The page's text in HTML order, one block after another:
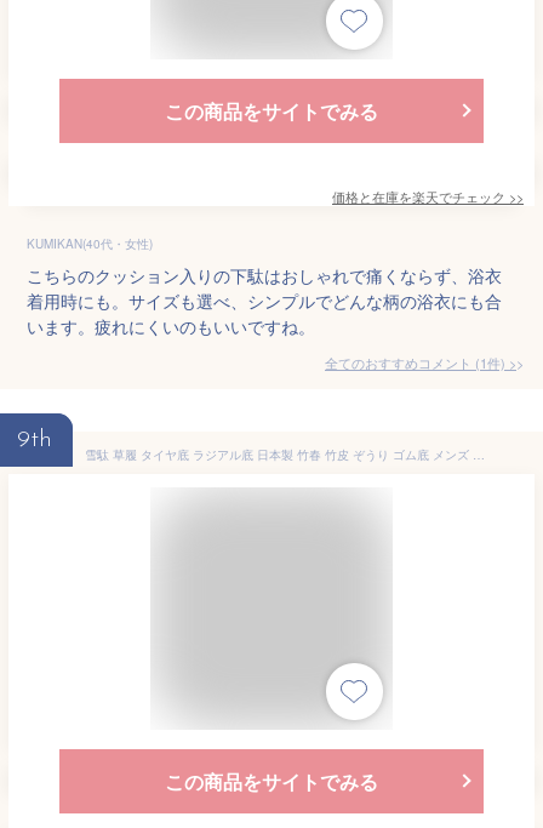
この商品をサイトでみる
価格と在庫を楽天でチェック >>
KUMIKAN(40代・女性)
こちらのクッション入りの下駄はおしゃれで痛くならず、浴衣
着用時にも。サイズも選べ、シンプルでどんな柄の浴衣にも合
います。疲れにくいのもいいですね。
全てのおすすめコメント (1件) >
9th
雪駄 草履 タイヤ底 ラジアル底 日本製 竹春 竹皮 ぞうり ゴム底 メンズ 男性 おしゃれ 男の雪駄 カラス竹 烏表 和装 お祭り 浴衣 甚平 着物 父の日 プレゼント 軽くて丈夫で長持ち 滑りにくい クッション鼻緒でソフトな履き心地！【送料無料】【翌日配送対応】
この商品をサイトでみる